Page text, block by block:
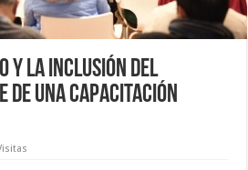
y la inclusión del
de una capacitación